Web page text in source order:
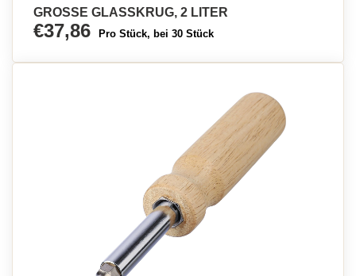
GROSSE GLASSKRUG, 2 LITER
€37,86 Pro Stück, bei 30 Stück